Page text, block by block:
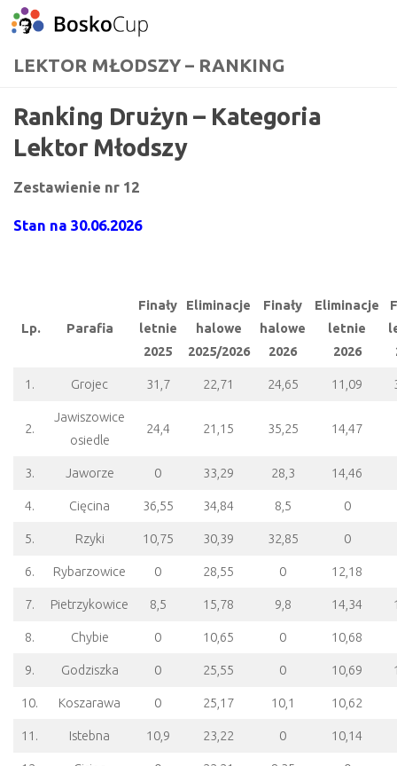
Przejdź do treści
LEKTOR MŁODSZY – RANKING
Ranking Drużyn – Kategoria
Lektor Młodszy
Zestawienie nr 12
Stan na 30.06.2026
Lp. Parafia
Finały
letnie
2025
Eliminacje
halowe
2025/2026
Finały
halowe
2026
Eliminacje
letnie
2026
1. Grojec 31,7 22,71 24,65 11,09
2.
Jawiszowice
osiedle
24,4 21,15 35,25 14,47
3. Jaworze 0 33,29 28,3 14,46
4. Cięcina 36,55 34,84 8,5 0
5. Rzyki 10,75 30,39 32,85 0
6. Rybarzowice 0 28,55 0 12,18
7. Pietrzykowice 8,5 15,78 9,8 14,34
8. Chybie 0 10,65 0 10,68
9. Godziszka 0 25,55 0 10,69
10. Koszarawa 0 25,17 10,1 10,62
11. Istebna 10,9 23,22 0 10,14